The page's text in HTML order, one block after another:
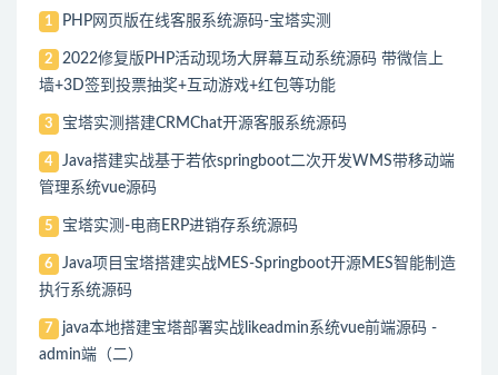
1 PHP网页版在线客服系统源码-宝塔实测
2
2022修复版PHP活动现场大屏幕互动系统源码 带微信上
墙+3D签到投票抽奖+互动游戏+红包等功能
3 宝塔实测搭建CRMChat开源客服系统源码
4
Java搭建实战基于若依springboot二次开发WMS带移动端
管理系统vue源码
5 宝塔实测-电商ERP进销存系统源码
6
Java项目宝塔搭建实战MES-Springboot开源MES智能制造
执行系统源码
7
java本地搭建宝塔部署实战likeadmin系统vue前端源码 -
admin端（二）